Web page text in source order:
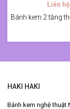
Liên hệ
HAKI HAKI
Bánh kem nghệ thuật